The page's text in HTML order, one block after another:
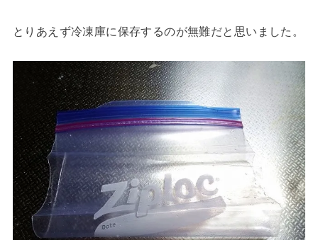
とりあえず冷凍庫に保存するのが無難だと思いました。